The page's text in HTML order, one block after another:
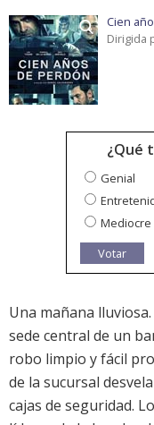
Cien
Dirigida
¿Qué
Genial
Mediocre
Votar
Una mañana
sede central de un
robo limpio y fácil
de la sucursal
cajas de seguridad.